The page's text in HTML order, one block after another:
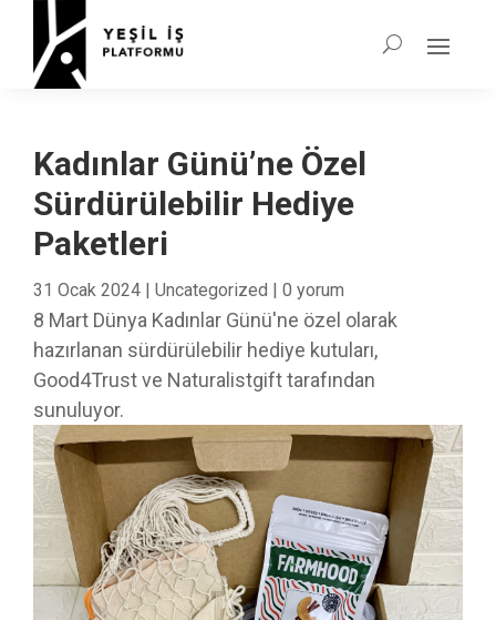
Kadınlar Günü’ne Özel
Sürdürülebilir Hediye
Paketleri
31 Ocak 2024 | Uncategorized | 0 yorum
8 Mart Dünya Kadınlar Günü'ne özel olarak
hazırlanan sürdürülebilir hediye kutuları,
Good4Trust ve Naturalistgift tarafından
sunuluyor.